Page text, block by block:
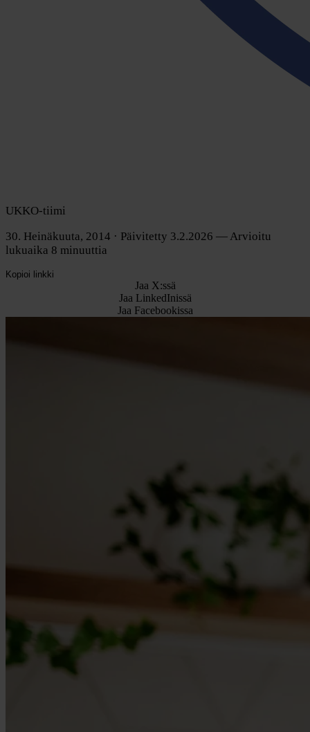
UKKO-tiimi
30. Heinäkuuta, 2014 · Päivitetty 3.2.2026 — Arvioitu
lukuaika 8 minuuttia
Kopioi linkki
Jaa X:ssä
Jaa LinkedInissä
Jaa Facebookissa